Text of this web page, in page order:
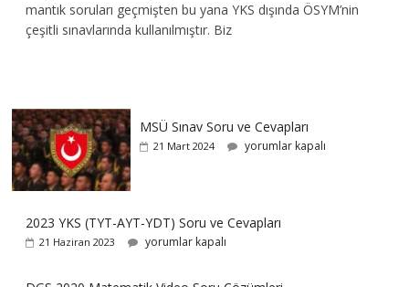
mantık soruları geçmişten bu yana YKS dışında ÖSYM’nin
çeşitli sınavlarında kullanılmıştır. Biz
MSÜ Sınav Soru ve Cevapları
21 Mart 2024 yorumlar kapalı
2023 YKS (TYT-AYT-YDT) Soru ve Cevapları
21 Haziran 2023 yorumlar kapalı